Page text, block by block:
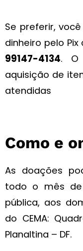
Se preferir,
dinheiro pelo Pix
99147-4134. O
aquisição de
atendidas
Como e
As doações
todo o mês de
pública, aos
do CEMA:
Planaltina – DF.